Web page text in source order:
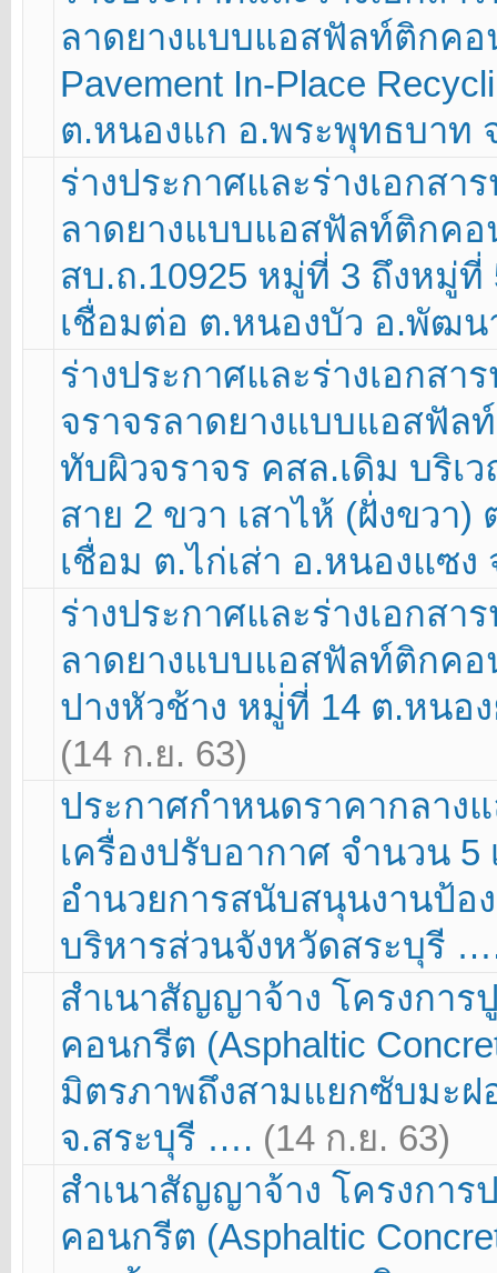
ลาดยางแบบแอสฟัลท์ติกคอ
Pavement In-Place
ต.หนองแก อ.พระพุทธบาท
ร่างประกาศและร่างเอกสา
ลาดยางแบบแอสฟัลท์ติกคอ
สบ.ถ.10925 หมู่ที่ 3 ถึงหมู่
เชื่อมต่อ ต.หนองบัว อ.พัฒ
ร่างประกาศและร่างเอกสา
จราจรลาดยางแบบแอสฟัล
ทับผิวจราจร คสล.เดิม บริ
สาย 2 ขวา เสาไห้ (ฝั่งขวา)
เชื่อม ต.ไก่เส่า อ.หนองแซ
ร่างประกาศและร่างเอกสา
ลาดยางแบบแอสฟัลท์ติกคอ
ปางหัวช้าง หมู่่ที่ 14 ต.หนอ
(14 ก.ย. 63)
ประกาศกำหนดราคากลาง
เครื่องปรับอากาศ จำนวน
อำนวยการสนับสนุนงานป้อ
บริหารส่วนจังหวัดสระบุรี
สำเนาสัญญาจ้าง โครงกา
คอนกรีต (Asphaltic
มิตรภาพถึงสามแยกซับมะฝ
จ.สระบุรี …. (14 ก.ย. 63)
สำเนาสัญญาจ้าง โครงกา
คอนกรีต (Asphaltic